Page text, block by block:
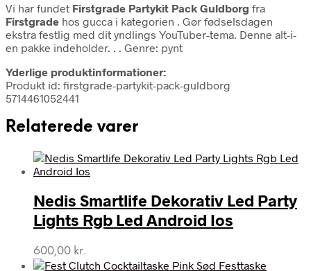
Vi har fundet Firstgrade Partykit Pack Guldborg fra
Firstgrade hos gucca i kategorien . Gør fødselsdagen
ekstra festlig med dit yndlings YouTuber-tema. Denne alt-i-
en pakke indeholder. . . Genre: pynt
Yderlige produktinformationer:
Produkt id: firstgrade-partykit-pack-guldborg
5714461052441
Relaterede varer
Nedis Smartlife Dekorativ Led Party
Lights Rgb Led Android Ios
600,00 kr.